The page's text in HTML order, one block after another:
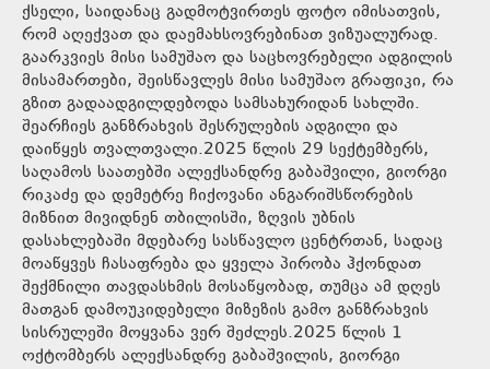
ქსელი, საიდანაც გადმოტვირთეს ფოტო იმისათვის,
რომ აღექვათ და დაემახსოვრებინათ ვიზუალურად.
გაარკვიეს მისი სამუშაო და საცხოვრებელი ადგილის
მისამართები, შეისწავლეს მისი სამუშაო გრაფიკი, რა
გზით გადაადგილდებოდა სამსახურიდან სახლში.
შეარჩიეს განზრახვის შესრულების ადგილი და
დაიწყეს თვალთვალი.2025 წლის 29 სექტემბერს,
საღამოს საათებში ალექსანდრე გაბაშვილი, გიორგი
რიკაძე და დემეტრე ჩიქოვანი ანგარიშსწორების
მიზნით მივიდნენ თბილისში, ზღვის უბნის
დასახლებაში მდებარე სასწავლო ცენტრთან, სადაც
მოაწყვეს ჩასაფრება და ყველა პირობა ჰქონდათ
შექმნილი თავდასხმის მოსაწყობად, თუმცა ამ დღეს
მათგან დამოუკიდებელი მიზეზის გამო განზრახვის
სისრულეში მოყვანა ვერ შეძლეს.2025 წლის 1
ოქტომბერს ალექსანდრე გაბაშვილის, გიორგი